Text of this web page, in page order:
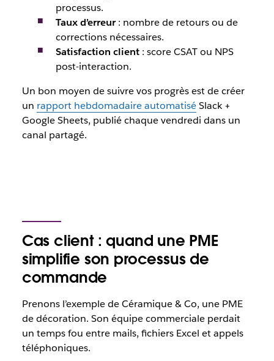
processus.
Taux d’erreur: nombre de retours ou de
corrections nécessaires.
Satisfaction client: score CSAT ou NPS
post-interaction.
Un bon moyen de suivre vos progrès est de créer
un rapport hebdomadaire automatiséSlack +
Google Sheets, publié chaque vendredi dans un
canal partagé.
Cas client : quand une PME
simplifie son processus de
commande
Prenons l’exemple de Céramique & Co, une PME
de décoration. Son équipe commerciale perdait
un temps fou entre mails, fichiers Excel et appels
téléphoniques.